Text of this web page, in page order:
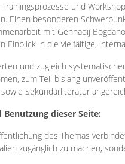
und
Einen besonderen
mit Gennadij
Einblick in die vielfältige,
und zugleich
zum Teil bislang
Sekundärliteratur
dieser Seite:
des Themas
zugänglich zu machen,